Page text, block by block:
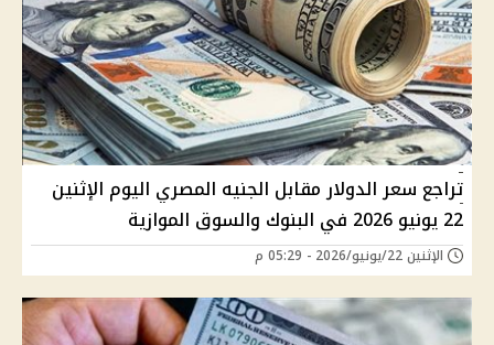
تراجع سعر الدولار مقابل الجنيه المصري اليوم الإثنين
22 يونيو 2026 في البنوك والسوق الموازية
الإثنين 22/يونيو/2026 - 05:29 م